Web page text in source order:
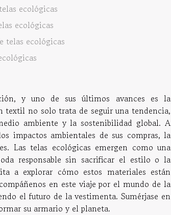
ecológicas
ecológicas
telas ecológicas
y uno de sus últimos avances es la
textil no solo trata de seguir una tendencia,
ambiente y la sostenibilidad global. A
impactos ambientales de sus compras, la
Las telas ecológicas emergen como una
responsable sin sacrificar el estilo o la
a explorar cómo estos materiales están
en este viaje por el mundo de la
el futuro de la vestimenta. Sumérjase en
su armario y el planeta.